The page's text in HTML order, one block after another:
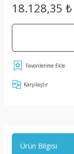
18.128,35 ₺
Karşılaştır
Ürün Bilgisi